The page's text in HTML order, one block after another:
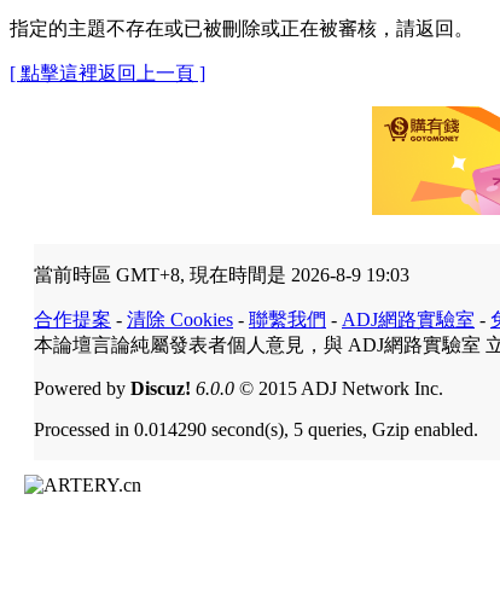
指定的主題不存在或已被刪除或正在被審核，請返回。
[ 點擊這裡返回上一頁 ]
當前時區 GMT+8, 現在時間是 2026-8-9 19:03
合作提案 - 清除 Cookies - 聯繫我們 - ADJ網路實驗室 -
本論壇言論純屬發表者個人意見，與 ADJ網路實驗室
Powered by Discuz! 6.0.0 © 2015 ADJ Network Inc.
Processed in 0.014290 second(s), 5 queries, Gzip enabled.